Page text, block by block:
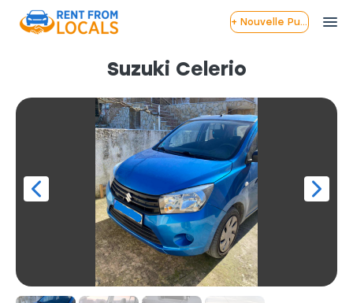
+ Nouvelle Publication
Suzuki Celerio